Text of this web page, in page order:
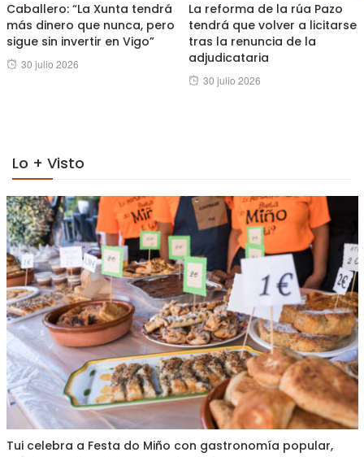
Caballero: “La Xunta tendrá
más dinero que nunca, pero
sigue sin invertir en Vigo”
Posted
30 julio 2026
La reforma de la rúa Pazo
tendrá que volver a licitarse
tras la renuncia de la
adjudicataria
Posted
30 julio 2026
Lo + Visto
Tui celebra a Festa do Miño con gastronomía popular,